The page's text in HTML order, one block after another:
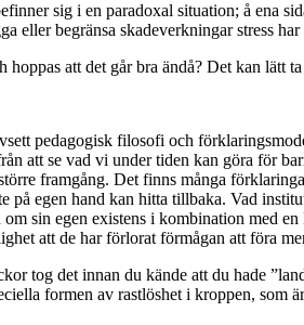
sig i en paradoxal situation; å ena
begränsa skadeverkningar stress
att det går bra ändå? Det kan lätt
pedagogisk filosofi och
att se vad vi under tiden kan göra för
framgång. Det finns många
egen hand kan hitta tillbaka. Vad
sin egen existens i kombination med
att de har förlorat förmågan att föra
tog det innan du kände att du hade
formen av rastlöshet i kroppen, som